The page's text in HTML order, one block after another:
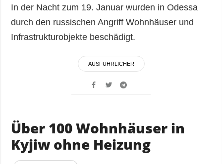
In der Nacht zum 19. Januar wurden in Odessa
durch den russischen Angriff Wohnhäuser und
Infrastrukturobjekte beschädigt.
AUSFÜHRLICHER
Über 100 Wohnhäuser in
Kyjiw ohne Heizung